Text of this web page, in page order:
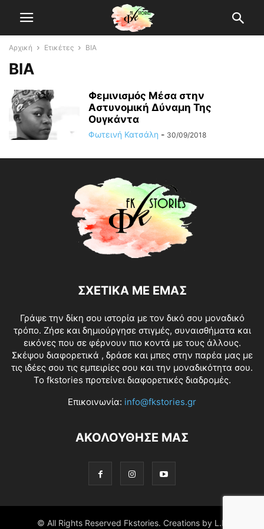
Αρχική Ετικέτες ΒΙΑ
ΒΙΑ
Φεμινισμός Μέσα στην
Αστυνομική Δύναμη Της
Ουγκάντα
Φωτεινή Κατσάλη - 30/09/2018
ΣΧΕΤΙΚΑ ΜΕ ΕΜΑΣ
Γράψε την δίκη σου ιστορία με τον δικό σου μοναδικό
τρόπο. Ζήσε και δημιούργησε στιγμές, συναισθήματα και
εικόνες που σε φέρνουν πιο κοντά με τους άλλους.
Σκέψου διαφορετικά , δράσε και μπες στην παρέα μας με
τις ιδέες σου τις εμπειρίες σου και την μοναδικότητα σου.
Το fkstories προτείνει διαφορετικές διαδρομές.
Επικοινωνία: info@fkstories.gr
ΑΚΟΛΟΥΘΗΣΕ ΜΑΣ
© All Rights Reserved Fkstories. Creations by L.K